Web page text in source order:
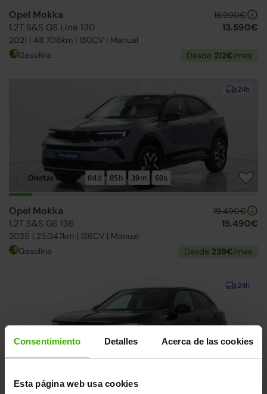
Consentimiento Detalles Acerca de las cookies
Esta página web usa cookies
Opel Mokka
1.2T S&S GS Line 130
2021 | 48.706km | 130CV | Manual
16.990€
13.590€
Gasolina Desde 212€/mes
24h
Ofertas Opel 04d 05h 39m 59s
Opel Mokka
1.2T S&S GS 136
2025 | 23.047km | 136CV | Manual
19.490€
15.490€
Gasolina Desde 239€/mes
24h